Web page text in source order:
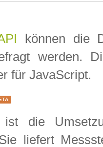
können die
werden.
für JavaScript.
ist die
liefert